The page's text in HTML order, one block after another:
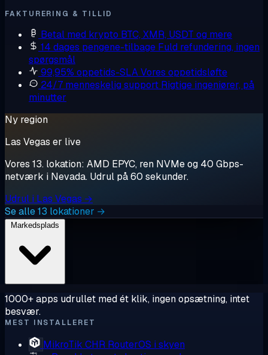
FAKTURERING & TILLID
Betal med krypto BTC, XMR, USDT og mere
14 dages pengene-tilbage Fuld refundering, ingen
spørgsmål
99,95% oppetids-SLAVores oppetidsløfte
24/7 menneskelig support Rigtige ingeniører, på
minutter
Ny region
Las Vegas er live
Vores 13. lokation: AMD EPYC, ren NVMe og 40 Gbps-
netværk i Nevada. Udrul på 60 sekunder.
Udrul i Las Vegas →
Se alle 13 lokationer →
1000+ apps udrullet med ét klik, ingen opsætning, intet
besvær.
MEST INSTALLERET
MikroTik CHR RouterOS i skyen